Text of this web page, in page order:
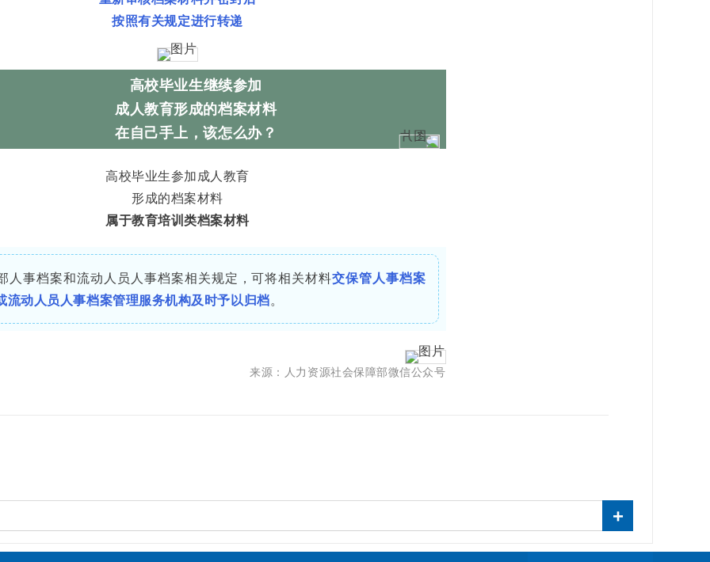
按照有关规定进行转递
高校毕业生继续参加
成人教育形成的档案材料
在自己手上，该怎么办？
高校毕业生参加成人教育
形成的档案材料
属于教育培训类档案材料
档案和流动人员人事档案相关规定，可将相关材料交保管人事档案
流动人员人事档案管理服务机构及时予以归档。
来源：人力资源社会保障部微信公众号
+